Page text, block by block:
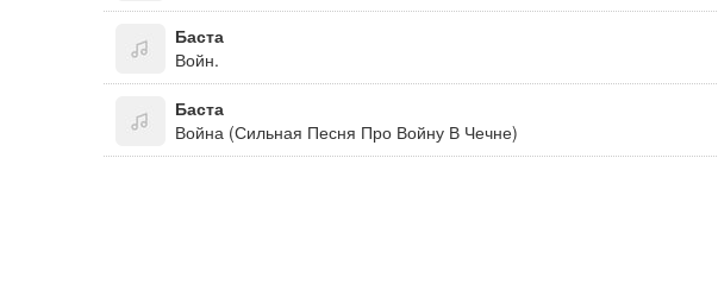
Баста
Войн.
Баста
Война (Сильная Песня Про Войну В Чечне)